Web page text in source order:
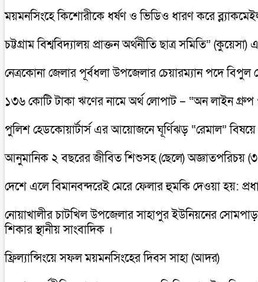
ময়মনসিংহে কিশোরীকে ধর্ষণ ও ভিডিও ধারণ করে
চট্টগ্রাম বিশ্ববিদ্যালয় প্রাক্তন অর্থনীতি ছাত্র সমিতি”
নেত্রকোনা জেলার পূর্বধলা উপজেলার চেয়ারম্যান পদে
১৩৬ কোটি টাকা ঋণের নামে অর্থ লোপাট – “অন লাইন
পুলিশ হেডকোয়ার্টার্স এর আয়োজনে ঘূর্ণিঝড় “রেমাল” বিষয়ে
আনুমানিক ২ বছরের জীবিত শিশুসহ (ছেলে) অজ্ঞাতপরিচয়
দেশে এলে বিমানবন্দরেই মেরে ফেলার হুমকি দেওয়া হয়:
নোয়াখালীর চাটখিল উপজেলার সাহাপুর ইউনিয়নের
শিকার স্থানীয় সাংবাদিক ।
ফ্রিল্যান্সিংয়ে সফল ময়মনসিংহের দিবস সাহা (আদর)